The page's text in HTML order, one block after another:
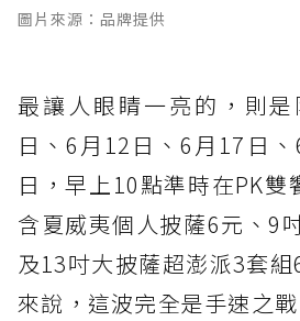
圖片來源：品牌提供
最讓人眼睛一亮的，則
日、6月12日、6月17日
日，早上10點準時在PK雙
含夏威夷個人披薩6元、9
及13吋大披薩超澎派3套
來說，這波完全是手速之